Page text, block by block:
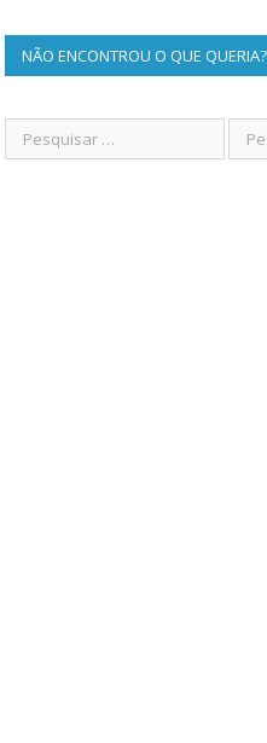
NÃO ENCONTROU O QUE QUERIA?